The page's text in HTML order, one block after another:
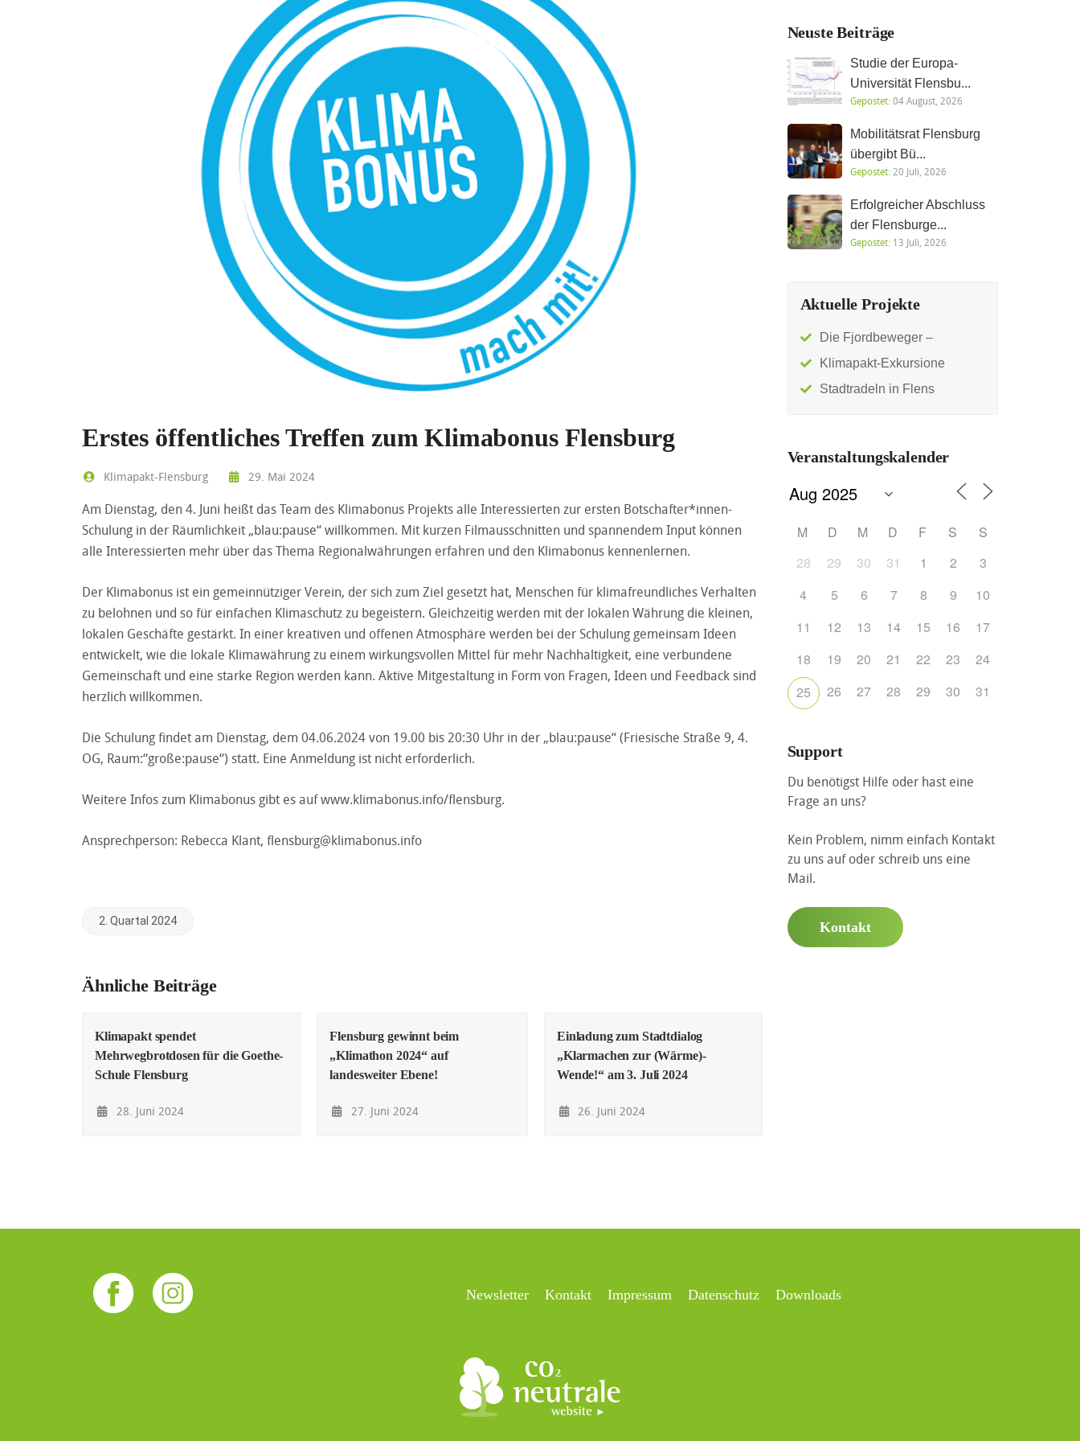
Erstes öffentliches Treffen zum Klimabonus Flensburg
Klimapakt-Flensburg 29. Mai 2024
Am Dienstag, den 4. Juni heißt das Team des Klimabonus Projekts alle Interessierten zur ersten Botschafter*innen-
Schulung in der Räumlichkeit „blau:pause“ willkommen. Mit kurzen Filmausschnitten und spannendem Input können
alle Interessierten mehr über das Thema Regionalwährungen erfahren und den Klimabonus kennenlernen.
Der Klimabonus ist ein gemeinnütziger Verein, der sich zum Ziel gesetzt hat, Menschen für klimafreundliches Verhalten
zu belohnen und so für einfachen Klimaschutz zu begeistern. Gleichzeitig werden mit der lokalen Währung die kleinen,
lokalen Geschäfte gestärkt. In einer kreativen und offenen Atmosphäre werden bei der Schulung gemeinsam Ideen
entwickelt, wie die lokale Klimawährung zu einem wirkungsvollen Mittel für mehr Nachhaltigkeit, eine verbundene
Gemeinschaft und eine starke Region werden kann. Aktive Mitgestaltung in Form von Fragen, Ideen und Feedback sind
herzlich willkommen.
Die Schulung findet am Dienstag, dem 04.06.2024 von 19.00 bis 20:30 Uhr in der „blau:pause“ (Friesische Straße 9, 4.
OG, Raum:“große:pause“) statt. Eine Anmeldung ist nicht erforderlich.
Weitere Infos zum Klimabonus gibt es auf www.klimabonus.info/flensburg.
Ansprechperson: Rebecca Klant, flensburg@klimabonus.info
2. Quartal 2024
Ähnliche Beiträge
Klimapakt spendet
Mehrwegbrotdosen für die Goethe-
Schule Flensburg
28. Juni 2024
Flensburg gewinnt beim
„Klimathon 2024“ auf
landesweiter Ebene!
27. Juni 2024
Einladung zum Stadtdialog
„Klarmachen zur (Wärme)-
Wende!“ am 3. Juli 2024
26. Juni 2024
Neuste Beiträge
Studie der Europa-
Universität Flensbu...
Gepostet:04 August, 2026
Mobilitätsrat Flensburg
übergibt Bü...
Gepostet:20 Juli, 2026
Erfolgreicher Abschluss
der Flensburge...
Gepostet:13 Juli, 2026
Aktuelle Projekte
Die Fjordbeweger –
Klimapakt-Exkursione
Stadtradeln in Flens
Veranstaltungskalender
M D M D F S
S
28
29 30 31 1 2
3
4
5 6 7 8 9
10
11
12 13 14 15 16
17
18
19 20 21 22 23
24
25
26 27 28 29 30 31
Support
Du benötigst Hilfe oder hast eine
Frage an uns?
Kein Problem, nimm einfach Kontakt
zu uns auf oder schreib uns eine
Mail.
Kontakt
Newsletter Kontakt Impressum Datenschutz Downloads